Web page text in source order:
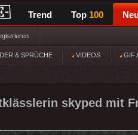
Trend Top 100
& SPRÜCHE VIDEOS GIF
skyped mit